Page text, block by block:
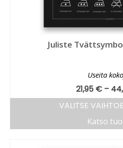
Juliste
Useita
21,95 € –
VALITSE
Katso